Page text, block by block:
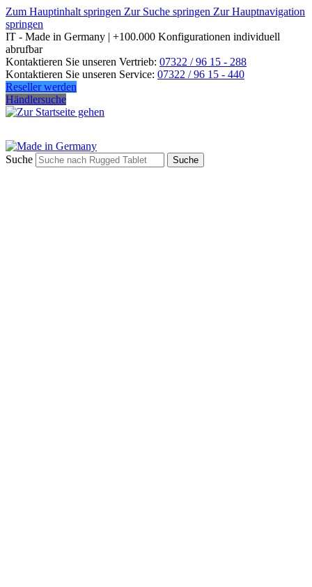
Zum Hauptinhalt springen Zur Suche springen Zur Hauptnavigation
springen
IT - Made in Germany | +100.000 Konfigurationen individuell
abrufbar
Kontaktieren Sie unseren Vertrieb: 07322 / 96 15 - 288
Kontaktieren Sie unseren Service: 07322 / 96 15 - 440
Reseller werden
Händlersuche
Suche Suche